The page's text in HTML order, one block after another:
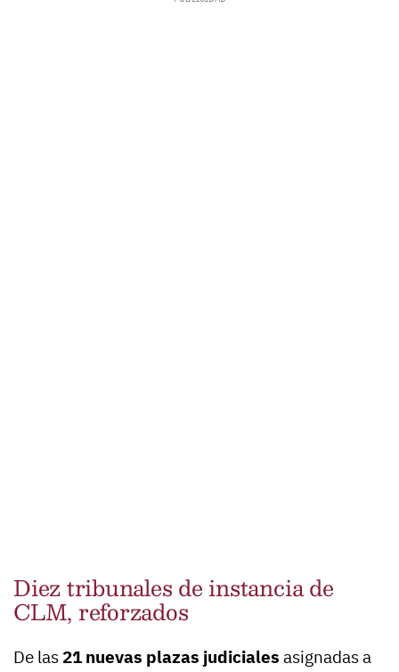
Diez tribunales de instancia de
CLM, reforzados
De las 21 nuevas plazas judiciales asignadas a